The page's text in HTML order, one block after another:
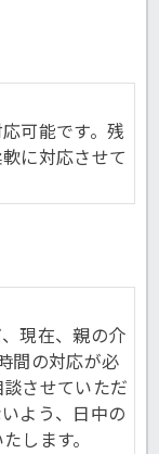
可能です。残
に対応させて
現在、親の介
間の対応が必
させていただ
よう、日中の
します。